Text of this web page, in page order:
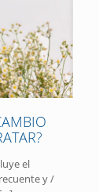
el
y /